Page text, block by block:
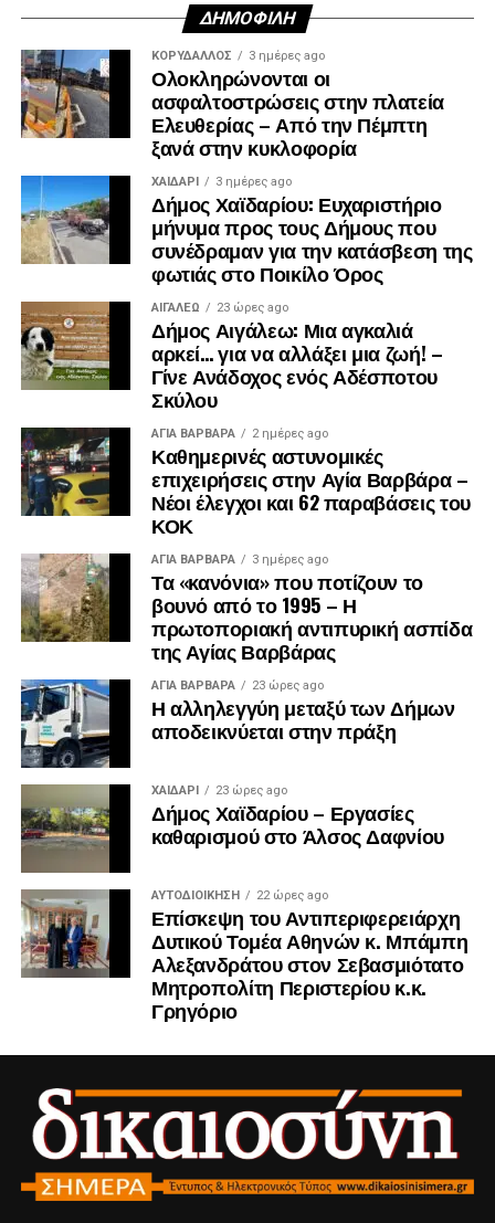
ΔΗΜΟΦΙΛΉ
ΚΟΡΥΔΑΛΛΟΣ 3 ημέρες ago
Ολοκληρώνονται οι
ασφαλτοστρώσεις στην πλατεία
Ελευθερίας – Από την Πέμπτη
ξανά στην κυκλοφορία
ΧΑΪΔΑΡΙ 3 ημέρες ago
Δήμος Χαϊδαρίου: Ευχαριστήριο
μήνυμα προς τους Δήμους που
συνέδραμαν για την κατάσβεση της
φωτιάς στο Ποικίλο Όρος
ΑΙΓΑΛΕΩ 23 ώρες ago
Δήμος Αιγάλεω: Μια αγκαλιά
αρκεί… για να αλλάξει μια ζωή! –
Γίνε Ανάδοχος ενός Αδέσποτου
Σκύλου
ΑΓΙΑ ΒΑΡΒΑΡΑ 2 ημέρες ago
Καθημερινές αστυνομικές
επιχειρήσεις στην Αγία Βαρβάρα –
Νέοι έλεγχοι και 62 παραβάσεις του
ΚΟΚ
ΑΓΙΑ ΒΑΡΒΑΡΑ 3 ημέρες ago
Τα «κανόνια» που ποτίζουν το
βουνό από το 1995 – Η
πρωτοποριακή αντιπυρική ασπίδα
της Αγίας Βαρβάρας
ΑΓΙΑ ΒΑΡΒΑΡΑ 23 ώρες ago
Η αλληλεγγύη μεταξύ των Δήμων
αποδεικνύεται στην πράξη
ΧΑΪΔΑΡΙ 23 ώρες ago
Δήμος Χαϊδαρίου – Εργασίες
καθαρισμού στο Άλσος Δαφνίου
ΑΥΤΟΔΙΟΊΚΗΣΗ 22 ώρες ago
Επίσκεψη του Αντιπεριφερειάρχη
Δυτικού Τομέα Αθηνών κ. Μπάμπη
Αλεξανδράτου στον Σεβασμιότατο
Μητροπολίτη Περιστερίου κ.κ.
Γρηγόριο